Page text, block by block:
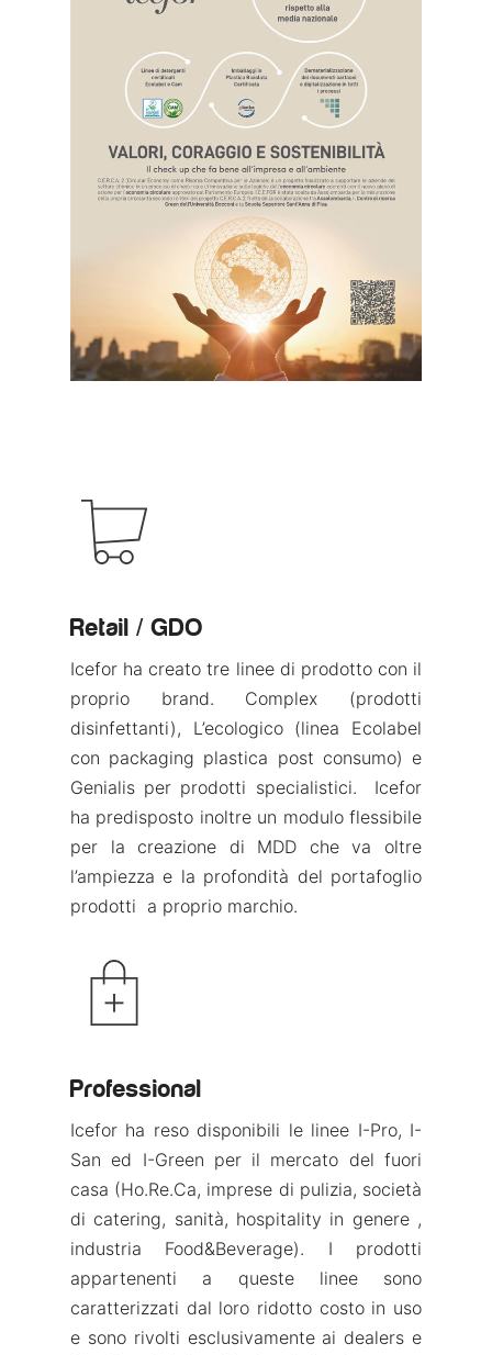
Retail / GDO
Icefor ha creato tre linee di prodotto con il
proprio brand. Complex (prodotti
disinfettanti), L’ecologico (linea Ecolabel
con packaging plastica post consumo) e
Genialis per prodotti specialistici. Icefor
ha predisposto inoltre un modulo flessibile
per la creazione di MDD che va oltre
l’ampiezza e la profondità del portafoglio
prodotti a proprio marchio.
Professional
Icefor ha reso disponibili le linee I-Pro, I-
San ed I-Green per il mercato del fuori
casa (Ho.Re.Ca, imprese di pulizia, società
di catering, sanità, hospitality in genere ,
industria Food&Beverage). I prodotti
appartenenti a queste linee sono
caratterizzati dal loro ridotto costo in uso
e sono rivolti esclusivamente ai dealers e